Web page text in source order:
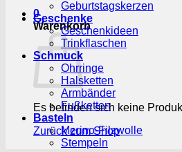
0
Warenkorb
Es befinden sich keine
Zurück zum Shop
Geburtstagskerzen
Geschenke
Geschenkideen
Trinkflaschen
Schmuck
Ohrringe
Halsketten
Armbänder
Fußketten
Basteln
Merino-Filzwolle
Stempeln